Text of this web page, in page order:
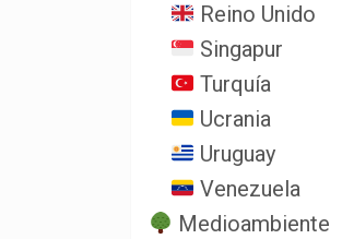
Reino Unido
Singapur
Turquía
Ucrania
Uruguay
Venezuela
Medioambiente